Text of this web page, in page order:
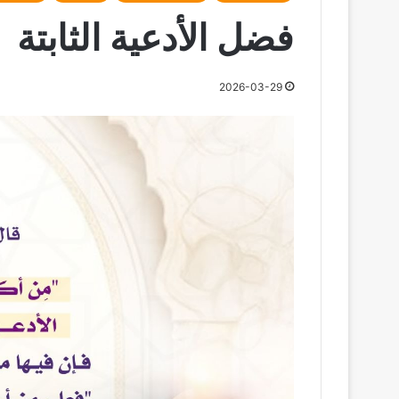
فضل الأدعية الثابتة
2026-03-29